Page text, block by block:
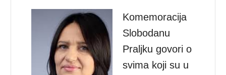
Komemoracija
Slobodanu
Praljku govori o
svima koji su u